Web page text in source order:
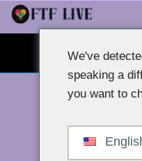
Siirry
ILMAINEN
We've
speaking a
you want to